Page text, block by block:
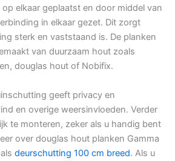
elkaar geplaatst en door middel van
in elkaar gezet. Dit zorgt
sterk en vaststaand is. De planken
van duurzaam hout zoals
douglas hout of Nobifix.
geeft privacy en
en overige weersinvloeden. Verder
te monteren, zeker als u handig bent
over douglas hout planken Gamma
deurschutting 100 cm breed. Als u